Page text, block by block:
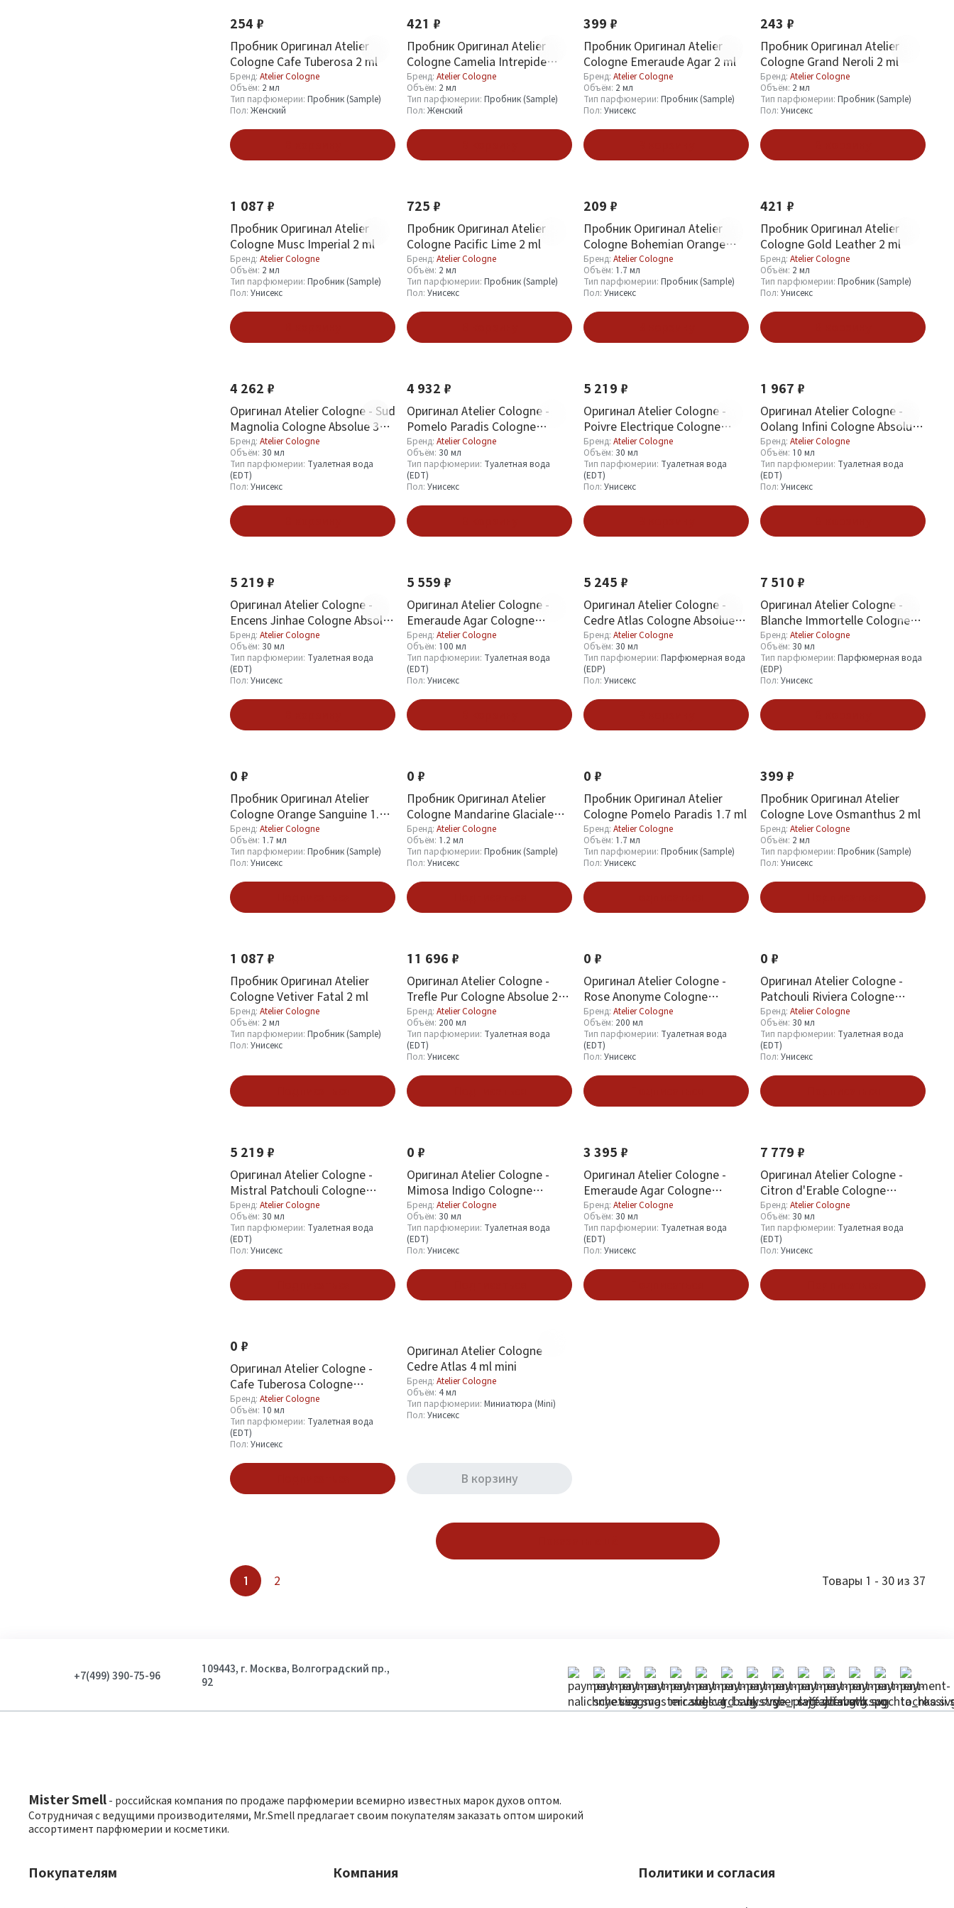
254 ₽
Пробник Оригинал Atelier
Cologne Cafe Tuberosa 2 ml
Бренд: Atelier Cologne
Объём: 2 мл
Тип парфюмерии: Пробник (Sample)
Пол: Женский
421 ₽
Пробник Оригинал Atelier
Cologne Camelia Intrepide
Parfum 2 ml
Бренд: Atelier Cologne
Объём: 2 мл
Тип парфюмерии: Пробник (Sample)
Пол: Женский
399 ₽
Пробник Оригинал Atelier
Cologne Emeraude Agar 2 ml
Бренд: Atelier Cologne
Объём: 2 мл
Тип парфюмерии: Пробник (Sample)
Пол: Унисекс
243 ₽
Пробник Оригинал Atelier
Cologne Grand Neroli 2 ml
Бренд: Atelier Cologne
Объём: 2 мл
Тип парфюмерии: Пробник (Sample)
Пол: Унисекс
1 087 ₽
Пробник Оригинал Atelier
Cologne Musc Imperial 2 ml
Бренд: Atelier Cologne
Объём: 2 мл
Тип парфюмерии: Пробник (Sample)
Пол: Унисекс
725 ₽
Пробник Оригинал Atelier
Cologne Pacific Lime 2 ml
Бренд: Atelier Cologne
Объём: 2 мл
Тип парфюмерии: Пробник (Sample)
Пол: Унисекс
209 ₽
Пробник Оригинал Atelier
Cologne Bohemian Orange
Blossom 1.7 ml
Бренд: Atelier Cologne
Объём: 1.7 мл
Тип парфюмерии: Пробник (Sample)
Пол: Унисекс
421 ₽
Пробник Оригинал Atelier
Cologne Gold Leather 2 ml
Бренд: Atelier Cologne
Объём: 2 мл
Тип парфюмерии: Пробник (Sample)
Пол: Унисекс
4 262 ₽
Оригинал Atelier Cologne - Sud
Magnolia Cologne Absolue 30
ml
Бренд: Atelier Cologne
Объём: 30 мл
Тип парфюмерии: Туалетная вода
(EDT)
Пол: Унисекс
4 932 ₽
Оригинал Atelier Cologne -
Pomelo Paradis Cologne
Absolue 30 ml
Бренд: Atelier Cologne
Объём: 30 мл
Тип парфюмерии: Туалетная вода
(EDT)
Пол: Унисекс
5 219 ₽
Оригинал Atelier Cologne -
Poivre Electrique Cologne
Absolue 30 ml
Бренд: Atelier Cologne
Объём: 30 мл
Тип парфюмерии: Туалетная вода
(EDT)
Пол: Унисекс
1 967 ₽
Оригинал Atelier Cologne -
Oolang Infini Cologne Absolue
10 ml
Бренд: Atelier Cologne
Объём: 10 мл
Тип парфюмерии: Туалетная вода
(EDT)
Пол: Унисекс
5 219 ₽
Оригинал Atelier Cologne -
Encens Jinhae Cologne Absolue
30 ml
Бренд: Atelier Cologne
Объём: 30 мл
Тип парфюмерии: Туалетная вода
(EDT)
Пол: Унисекс
5 559 ₽
Оригинал Atelier Cologne -
Emeraude Agar Cologne
Absolue 100 ml
Бренд: Atelier Cologne
Объём: 100 мл
Тип парфюмерии: Туалетная вода
(EDT)
Пол: Унисекс
5 245 ₽
Оригинал Atelier Cologne -
Cedre Atlas Cologne Absolue
30 ml
Бренд: Atelier Cologne
Объём: 30 мл
Тип парфюмерии: Парфюмерная вода
(EDP)
Пол: Унисекс
7 510 ₽
Оригинал Atelier Cologne -
Blanche Immortelle Cologne
Absolue 30 ml
Бренд: Atelier Cologne
Объём: 30 мл
Тип парфюмерии: Парфюмерная вода
(EDP)
Пол: Унисекс
0 ₽
Пробник Оригинал Atelier
Cologne Orange Sanguine 1.7
ml
Бренд: Atelier Cologne
Объём: 1.7 мл
Тип парфюмерии: Пробник (Sample)
Пол: Унисекс
0 ₽
Пробник Оригинал Atelier
Cologne Mandarine Glaciale
Parfum 1.2 ml
Бренд: Atelier Cologne
Объём: 1.2 мл
Тип парфюмерии: Пробник (Sample)
Пол: Унисекс
0 ₽
Пробник Оригинал Atelier
Cologne Pomelo Paradis 1.7 ml
Бренд: Atelier Cologne
Объём: 1.7 мл
Тип парфюмерии: Пробник (Sample)
Пол: Унисекс
399 ₽
Пробник Оригинал Atelier
Cologne Love Osmanthus 2 ml
Бренд: Atelier Cologne
Объём: 2 мл
Тип парфюмерии: Пробник (Sample)
Пол: Унисекс
1 087 ₽
Пробник Оригинал Atelier
Cologne Vetiver Fatal 2 ml
Бренд: Atelier Cologne
Объём: 2 мл
Тип парфюмерии: Пробник (Sample)
Пол: Унисекс
11 696 ₽
Оригинал Atelier Cologne -
Trefle Pur Cologne Absolue 200
ml
Бренд: Atelier Cologne
Объём: 200 мл
Тип парфюмерии: Туалетная вода
(EDT)
Пол: Унисекс
0 ₽
Оригинал Atelier Cologne -
Rose Anonyme Cologne
Absolue 200 ml
Бренд: Atelier Cologne
Объём: 200 мл
Тип парфюмерии: Туалетная вода
(EDT)
Пол: Унисекс
0 ₽
Оригинал Atelier Cologne -
Patchouli Riviera Cologne
Absolue 30 ml
Бренд: Atelier Cologne
Объём: 30 мл
Тип парфюмерии: Туалетная вода
(EDT)
Пол: Унисекс
5 219 ₽
Оригинал Atelier Cologne -
Mistral Patchouli Cologne
Absolue 30 ml
Бренд: Atelier Cologne
Объём: 30 мл
Тип парфюмерии: Туалетная вода
(EDT)
Пол: Унисекс
0 ₽
Оригинал Atelier Cologne -
Mimosa Indigo Cologne
Absolue 30 ml
Бренд: Atelier Cologne
Объём: 30 мл
Тип парфюмерии: Туалетная вода
(EDT)
Пол: Унисекс
3 395 ₽
Оригинал Atelier Cologne -
Emeraude Agar Cologne
Absolue 30 ml
Бренд: Atelier Cologne
Объём: 30 мл
Тип парфюмерии: Туалетная вода
(EDT)
Пол: Унисекс
7 779 ₽
Оригинал Atelier Cologne -
Citron d'Erable Cologne
Absolue 30 ml
Бренд: Atelier Cologne
Объём: 30 мл
Тип парфюмерии: Туалетная вода
(EDT)
Пол: Унисекс
0 ₽
Оригинал Atelier Cologne -
Cafe Tuberosa Cologne
Absolue 10 ml
Бренд: Atelier Cologne
Объём: 10 мл
Тип парфюмерии: Туалетная вода
(EDT)
Пол: Унисекс
Оригинал Atelier Cologne
Cedre Atlas 4 ml mini
Бренд: Atelier Cologne
Объём: 4 мл
Тип парфюмерии: Миниатюра (Mini)
Пол: Унисекс
В корзину
1 2 Товары 1 - 30 из 37
+7(499) 390-75-96
109443, г. Москва, Волгоградский пр.,
92
Mister Smell - российская компания по продаже парфюмерии всемирно известных марок духов оптом.
Сотрудничая с ведущими производителями, Mr.Smell предлагает своим покупателям заказать оптом широкий
ассортимент парфюмерии и косметики.
Покупателям Компания Политики и согласия